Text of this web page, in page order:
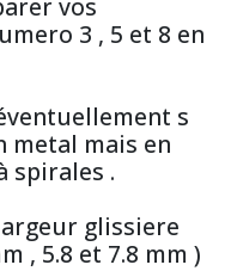
vos
3 , 5 et 8 en
s
metal mais en
spirales .
glissiere
, 5.8 et 7.8 mm )